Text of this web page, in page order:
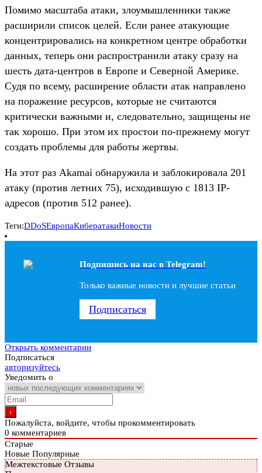
Помимо масштаба атаки, злоумышленники также
расширили список целей. Если ранее атакующие
концентрировались на конкретном центре обработки
данных, теперь они распространили атаку сразу на
шесть дата-центров в Европе и Северной Америке.
Судя по всему, расширение области атак направлено
на поражение ресурсов, которые не считаются
критически важными и, следовательно, защищены не
так хорошо. При этом их простои по-прежнему могут
создать проблемы для работы жертвы.
На этот раз Akamai обнаружила и заблокировала 201
атаку (против летних 75), исходившую с 1813 IP-
адресов (против 512 ранее).
Теги:DDoSЕвропаКибератакиНовости
Подпишись на наc в Telegram!
Только важные новости и лучшие статьи
Подписаться
Открыть комментарии
Подписаться
авторизуйтесь
Уведомить о
Пожалуйста, войдите, чтобы прокомментировать
0 комментариев
Старые
Новые Популярные
Межтекстовые Отзывы